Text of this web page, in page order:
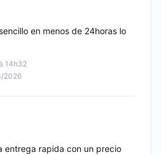
14h32
2026
en menos de 24horas lo
entrega rapida con un precio